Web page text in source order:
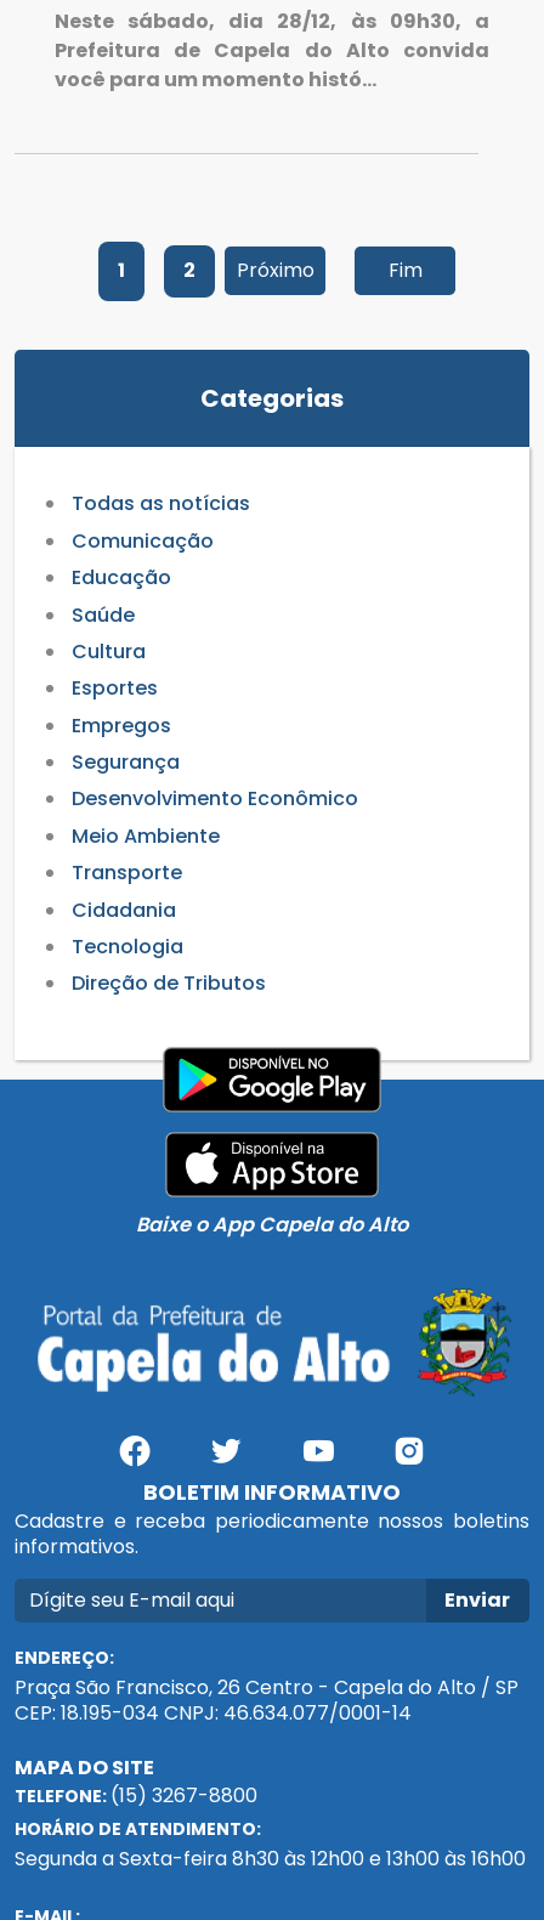
Neste sábado, dia 28/12, às 09h30, a
Prefeitura de Capela do Alto convida
você para um momento histó...
1 2 Próximo Fim
Categorias
Todas as notícias
Comunicação
Educação
Saúde
Cultura
Esportes
Empregos
Segurança
Desenvolvimento Econômico
Meio Ambiente
Transporte
Cidadania
Tecnologia
Direção de Tributos
Baixe o App Capela do Alto
BOLETIM INFORMATIVO
Cadastre e receba periodicamente nossos boletins
informativos.
Enviar
ENDEREÇO:
Praça São Francisco, 26 Centro - Capela do Alto / SP
CEP: 18.195-034 CNPJ: 46.634.077/0001-14
MAPA DO SITE
TELEFONE: (15) 3267-8800
HORÁRIO DE ATENDIMENTO:
Segunda a Sexta-feira 8h30 às 12h00 e 13h00 às 16h00